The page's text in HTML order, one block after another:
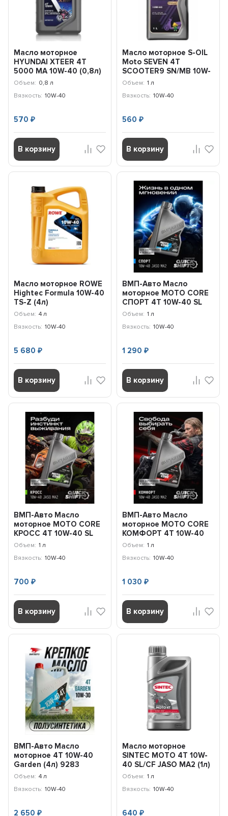
Масло моторное
HYUNDAI XTEER 4T
5000 MA 10W-40 (0,8л)
1011192
Объем: 0,8 л
Вязкость: 10W-40
570₽
В корзину
Масло моторное S-OIL
Moto SEVEN 4T
SCOOTER9 SN/MB 10W-
40 (1л) E107998
Объем: 1 л
Вязкость: 10W-40
560 ₽
В корзину
Масло моторное ROWE
Hightес Formula 10W-40
TS-Z (4л)
20049004099
Объем: 4 л
Вязкость: 10W-40
5 680₽
В корзину
ВМП-Авто Масло
моторное MOTO CORE
СПОРТ 4T 10W-40 SL
МА2 (1л) 9347
Объем: 1 л
Вязкость: 10W-40
1 290 ₽
В корзину
ВМП-Авто Масло
моторное MOTO CORE
КРОСС 4T 10W-40 SL
МА2 (1л) 9343
Объем: 1 л
Вязкость: 10W-40
700₽
В корзину
ВМП-Авто Масло
моторное MOTO CORE
КОМФОРТ 4T 10W-40
SL МА2 (1л) 9339
Объем: 1 л
Вязкость: 10W-40
1 030 ₽
В корзину
ВМП-Авто Масло
моторное 4T 10W-40
Garden (4л) 9283
Объем: 4 л
Вязкость: 10W-40
2 650₽
Масло моторное
SINTEC MOTO 4T 10W-
40 SL/CF JASO MA2 (1л)
105773
Объем: 1 л
Вязкость: 10W-40
640 ₽